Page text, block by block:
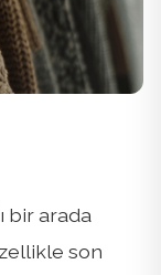
bir arada
son